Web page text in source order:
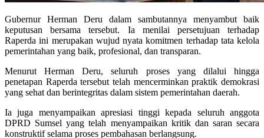
Gubernur Herman Deru dalam sambutannya menyambut baik
keputusan bersama tersebut. Ia menilai persetujuan terhadap
Raperda ini merupakan wujud nyata komitmen terhadap tata kelola
pemerintahan yang baik, profesional, dan transparan.
Menurut Herman Deru, seluruh proses yang dilalui hingga
penetapan Raperda tersebut telah mencerminkan praktik demokrasi
yang sehat dan berintegritas dalam sistem pemerintahan daerah.
Ia juga menyampaikan apresiasi tinggi kepada seluruh anggota
DPRD Sumsel yang telah menyampaikan kritik dan saran secara
konstruktif selama proses pembahasan berlangsung.